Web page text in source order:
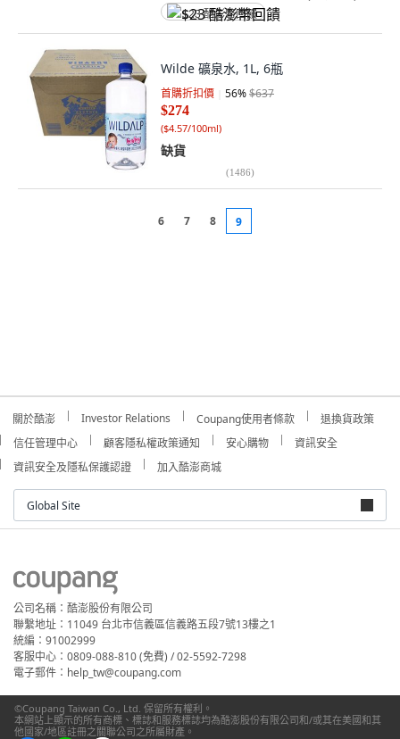
$23 酷澎幣回饋
Wilde 礦泉水, 1L, 6瓶
首購折扣價 56%$637
$274
($4.57/100ml)
缺貨
(1486)
6 7 8 9
關於酷澎 Investor Relations Coupang使用者條款
退換貨政策
信任管理中心
顧客隱私權政策通知 安心購物
資訊安全
資訊安全及隱私保護認證
加入酷澎商城
Global Site
公司名稱：酷澎股份有限公司
聯繫地址：11049 台北市信義區信義路五段7號13樓之1
統編：91002999
客服中心：0809-088-810 (免費) / 02-5592-7298
電子郵件：help_tw@coupang.com
©Coupang Taiwan Co., Ltd. 保留所有權利。
本網站上顯示的所有商標、標誌和服務標誌均為酷澎股份有限公司和/或其在美國和其
他國家/地區註冊之關聯公司之所屬財產。